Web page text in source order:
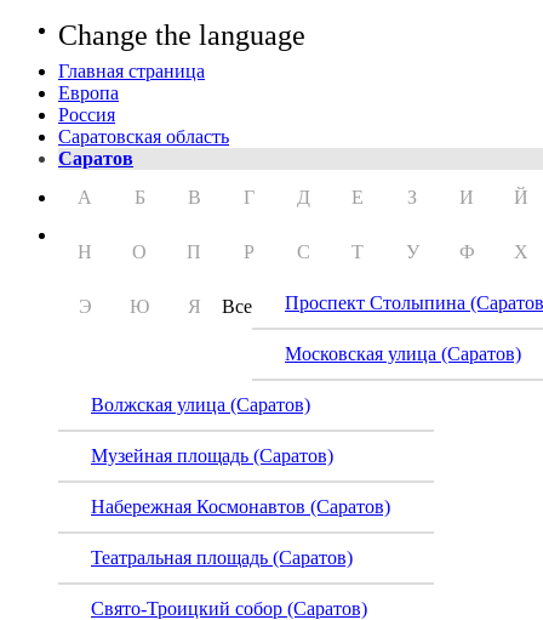
Change the language
Главная страница
Европа
Россия
Саратовская область
Саратов
А
Б В Г Д Е З И Й
Н О П Р С Т У Ф Х
Э Ю Я Все Проспект Столыпина
Московская улица (Саратов)
Волжская улица (Саратов)
Музейная площадь (Саратов)
Набережная Космонавтов (Саратов)
Театральная площадь (Саратов)
Свято-Троицкий собор (Саратов)